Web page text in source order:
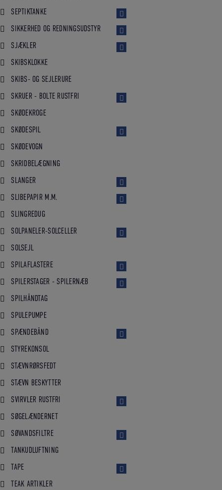
SEPTIKTANKE
SIKKERHED OG REDNINGSUDSTYR
SJÆKLER
SKIBSKLOKKE
SKIBS- OG SEJLERURE
SKRUER - BOLTE RUSTFRI
SKØDEKROGE
SKØDESPIL
SKØDEVOGN
SKRIDBELÆGNING
SLANGER
SLIBEPAPIR M.M.
SLINGREDUG
SOLPANELER-SOLCELLER
SOLSEJL
SPILAFLASTERE
SPILERSTAGER - SPILERNÆB
SPILHÅNDTAG
SPULEPUMPE
SPÆNDEBÅND
STYREKONSOL
STÆVNRØRSFEDT
STÆVN BESKYTTER
SVIRVLER RUSTFRI
SØGELÆNDERNET
SØVANDSFILTRE
TANKUDLUFTNING
TAPE
TEAK ARTIKLER